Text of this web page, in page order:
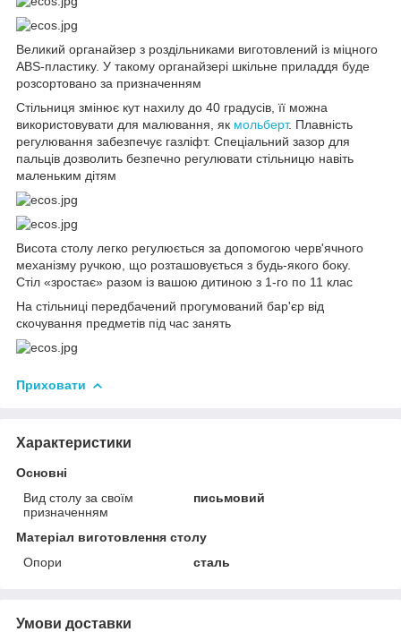
Великий органайзер з роздільниками виготовлений із міцного
ABS-пластику. У такому органайзері шкільне приладдя буде
розсортовано за призначенням
Стільниця змінює кут нахилу до 40 градусів, її можна
використовувати для малювання, як мольберт. Плавність
регулювання забезпечує газліфт. Спеціальний зазор для
пальців дозволить безпечно регулювати стільницю навіть
маленьким дітям
Висота столу легко регулюється за допомогою черв'ячного
механізму ручкою, що розташовується з будь-якого боку.
Стіл «зростає» разом із вашою дитиною з 1-го по 11 клас
На стільниці передбачений прогумований бар'єр від
скочування предметів під час занять
Приховати
Характеристики
Основні
Вид столу за своїм
призначенням
письмовий
Матеріал виготовлення столу
Опори
сталь
Умови доставки